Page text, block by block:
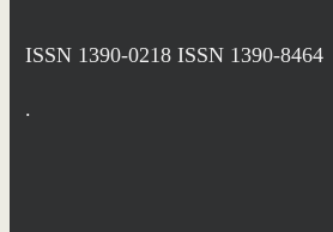
ISSN 1390-0218 ISSN 1390-8464
.